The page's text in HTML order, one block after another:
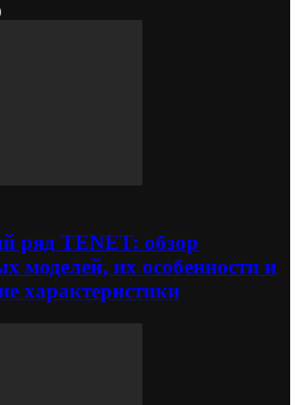
ряд TENET: обзор
моделей, их особенности и
характеристики